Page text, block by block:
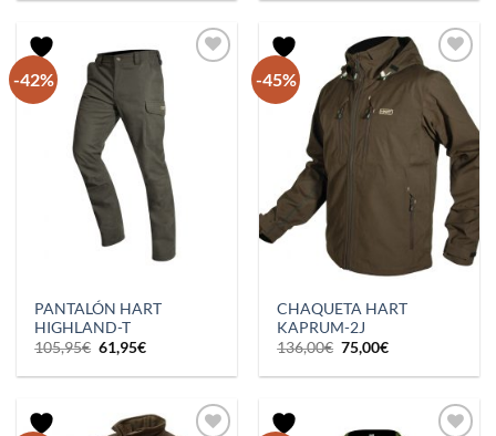
-42%
PANTALÓN HART
HIGHLAND-T
105,95€ El
precio
original
61,95€El
actual
-45%
CHAQUETA HART
KAPRUM-2J
136,00€ El
precio
original
75,00€El
actual